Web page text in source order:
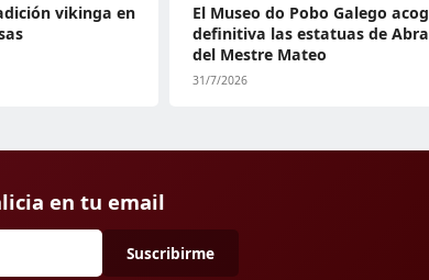
vikinga en
El Museo do Pobo Galego
definitiva las estatuas de
del Mestre Mateo
31/7/2026
en tu email
Suscribirme